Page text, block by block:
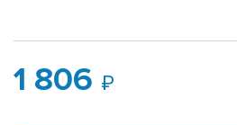
1 806